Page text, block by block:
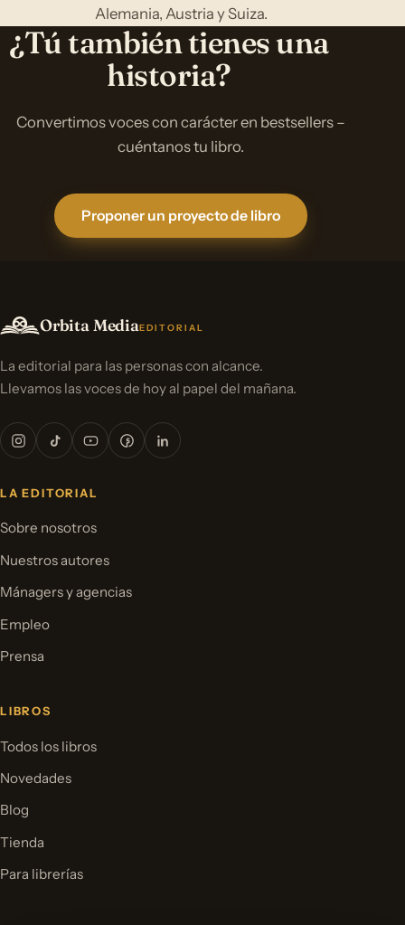
Alemania, Austria y Suiza.
¿Tú también tienes una
historia?
Convertimos voces con carácter en bestsellers –
cuéntanos tu libro.
Proponer un proyecto de libro
Orbita MediaEDITORIAL
La editorial para las personas con alcance.
Llevamos las voces de hoy al papel del mañana.
LA EDITORIAL
Sobre nosotros
Nuestros autores
Mánagers y agencias
Empleo
Prensa
LIBROS
Todos los libros
Novedades
Blog
Tienda
Para librerías